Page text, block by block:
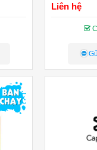
New Single-
tháng (3D)
Liên hệ